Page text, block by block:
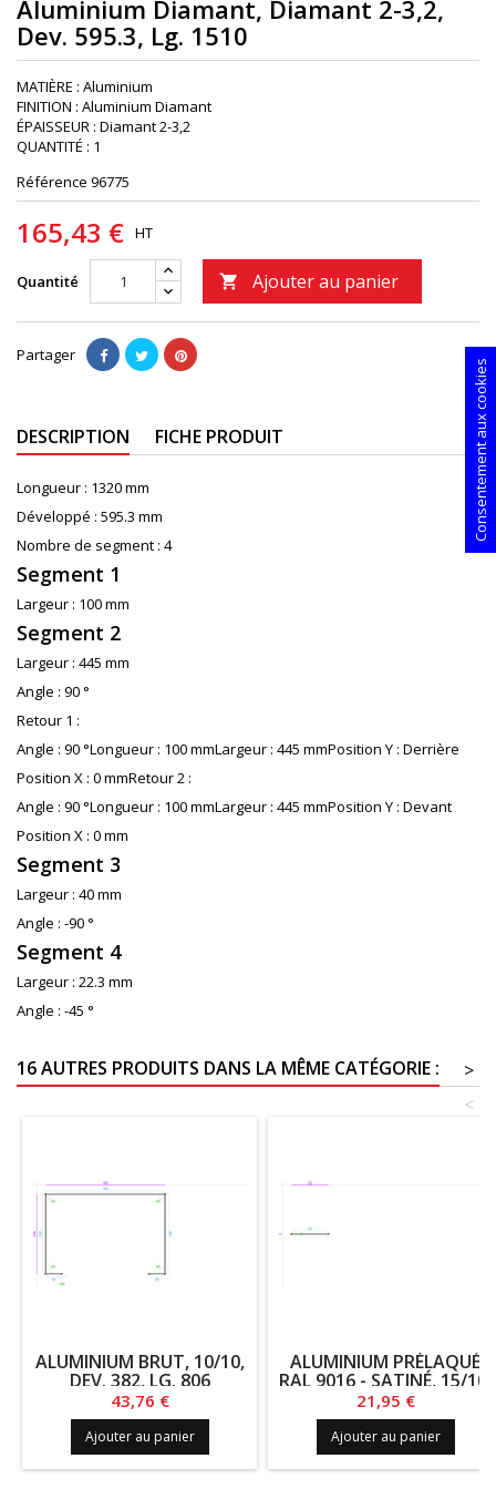
Aluminium Diamant, Diamant 2-3,2,
Dev. 595.3, Lg. 1510
MATIÈRE : Aluminium
FINITION : Aluminium Diamant
ÉPAISSEUR : Diamant 2-3,2
QUANTITÉ : 1
Référence 96775
165,43 € HT
Quantité  Ajouter au panier
Partager
DESCRIPTION FICHE PRODUIT
Longueur : 1320 mm
Développé : 595.3 mm
Nombre de segment : 4
Segment 1
Largeur : 100 mm
Segment 2
Largeur : 445 mm
Angle : 90 °
Retour 1 :
Angle : 90 °Longueur : 100 mmLargeur : 445 mmPosition Y : Derrière
Position X : 0 mmRetour 2 :
Angle : 90 °Longueur : 100 mmLargeur : 445 mmPosition Y : Devant
Position X : 0 mm
Segment 3
Largeur : 40 mm
Angle : -90 °
Segment 4
Largeur : 22.3 mm
Angle : -45 °
16 AUTRES PRODUITS DANS LA MÊME CATÉGORIE :
>
<
ALUMINIUM BRUT, 10/10,
DEV. 382, LG. 806
Prix
43,76 €
Ajouter au panier
ALUMINIUM PRÉLAQUÉ
RAL 9016 - SATINÉ, 15/10,
DEV. 20, LG. 2150
Prix
21,95 €
Ajouter au panier
Consentement aux cookies